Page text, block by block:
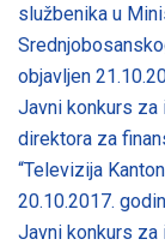
službenika u
objavljen
Javni konkurs za
direktora za
“Televizija
20.10.2017.
Javni konkurs za